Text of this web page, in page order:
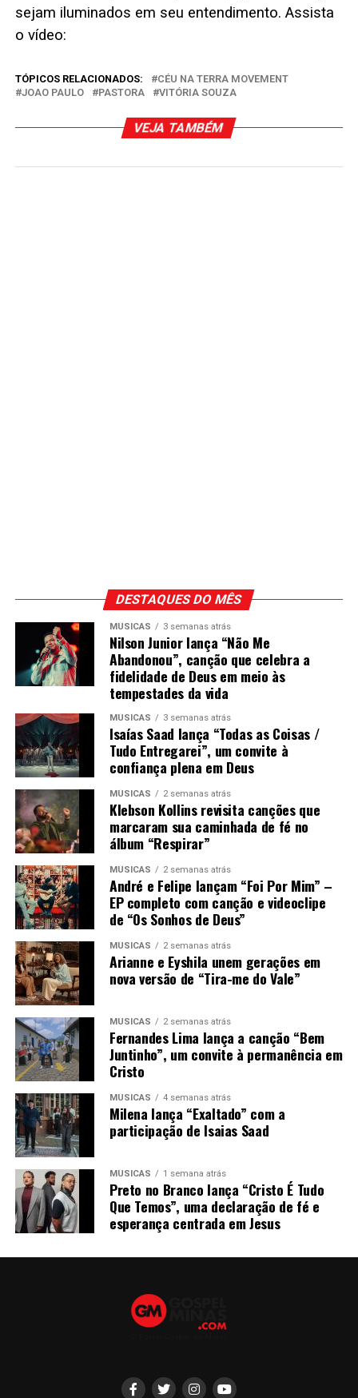
sejam iluminados em seu entendimento. Assista
o vídeo:
TÓPICOS RELACIONADOS:
CÉU NA TERRA MOVEMENT
JOAO PAULO
PASTORA VITÓRIA SOUZA
VEJA TAMBÉM
DESTAQUES DO MÊS
MÚSICAS 3 semanas atrás
Nilson Junior lança “Não Me
Abandonou”, canção que celebra a
fidelidade de Deus em meio às
tempestades da vida
MÚSICAS 3 semanas atrás
Isaías Saad lança “Todas as Coisas /
Tudo Entregarei”, um convite à
confiança plena em Deus
MÚSICAS 2 semanas atrás
Klebson Kollins revisita canções que
marcaram sua caminhada de fé no
álbum “Respirar”
MÚSICAS 2 semanas atrás
André e Felipe lançam “Foi Por Mim” –
EP completo com canção e videoclipe
de “Os Sonhos de Deus”
MÚSICAS 2 semanas atrás
Arianne e Eyshila unem gerações em
nova versão de “Tira-me do Vale”
MÚSICAS 2 semanas atrás
Fernandes Lima lança a canção “Bem
Juntinho”, um convite à permanência em
Cristo
MÚSICAS 4 semanas atrás
Milena lança “Exaltado” com a
participação de Isaias Saad
MÚSICAS 1 semana atrás
Preto no Branco lança “Cristo É Tudo
Que Temos”, uma declaração de fé e
esperança centrada em Jesus